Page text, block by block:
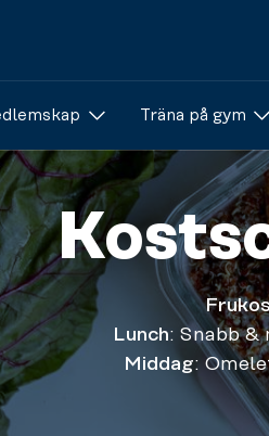
Träna på gym
Lunch: Snabb
Middag: